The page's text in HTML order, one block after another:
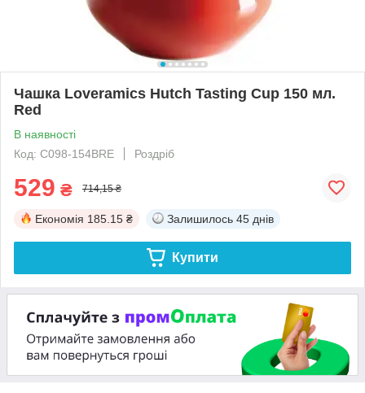
Чашка Loveramics Hutch Tasting Cup 150 мл.
Red
В наявності
Код: C098-154BRE
Роздріб
529 ₴ 714,15 ₴
Економія 185.15 ₴ Залишилось 45 днів
Купити